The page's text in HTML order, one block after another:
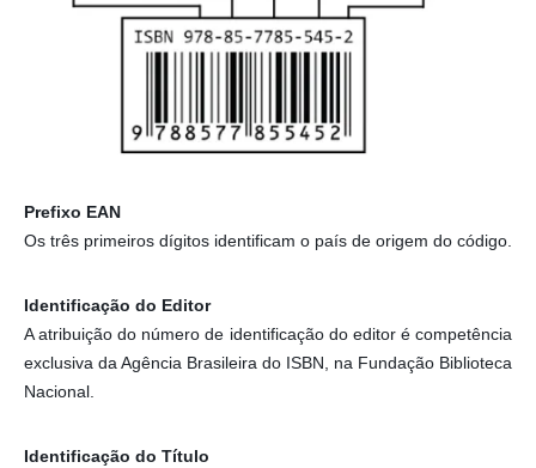
Prefixo EAN
Os três primeiros dígitos identificam o país de origem do código.
Identificação do Editor
A atribuição do número de identificação do editor é competência
exclusiva da Agência Brasileira do ISBN, na Fundação Biblioteca
Nacional.
Identificação do Título